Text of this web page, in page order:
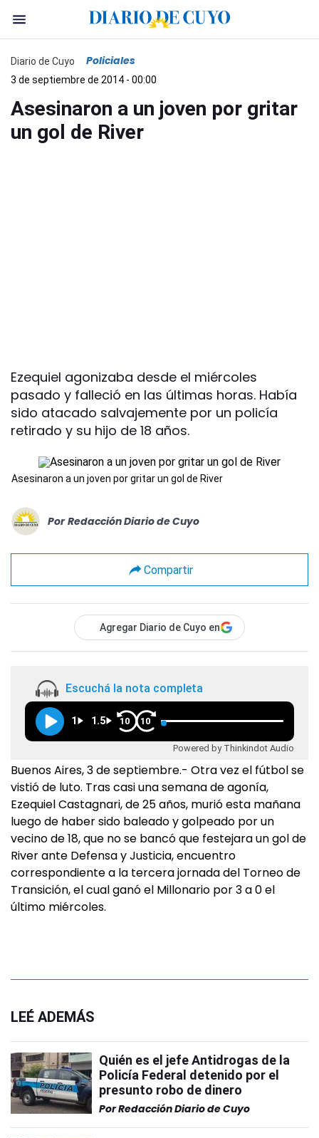
Diario de Cuyo Policiales
3 de septiembre de 2014 - 00:00
Asesinaron a un joven por gritar
un gol de River
Ezequiel agonizaba desde el miércoles
pasado y falleció en las últimas horas. Había
sido atacado salvajemente por un policía
retirado y su hijo de 18 años.
Asesinaron a un joven por gritar un gol de River
Por Redacción Diario de Cuyo
Compartir
Agregar Diario de Cuyo en
Escuchá la nota completa
1 1.5 10 10
Powered by Thinkindot Audio
Buenos Aires, 3 de septiembre.- Otra vez el fútbol se
vistió de luto. Tras casi una semana de agonía,
Ezequiel Castagnari, de 25 años, murió esta mañana
luego de haber sido baleado y golpeado por un
vecino de 18, que no se bancó que festejara un gol de
River ante Defensa y Justicia, encuentro
correspondiente a la tercera jornada del Torneo de
Transición, el cual ganó el Millonario por 3 a 0 el
último miércoles.
LEÉ ADEMÁS
Quién es el jefe Antidrogas de la
Policía Federal detenido por el
presunto robo de dinero
PorRedacción Diario de Cuyo